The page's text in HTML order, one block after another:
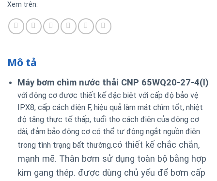
Xem trên:
Mô tả
Máy bơm chìm nước thải CNP 65WQ20-27-4(I)
với động cơ được thiết kế đặc biệt với cấp độ bảo vệ
IPX8, cấp cách điện F, hiệu quả làm mát chìm tốt, nhiệt
độ tăng thực tế thấp, tuổi thọ cách điện của động cơ
dài, đảm bảo động cơ có thể tự động ngắt nguồn điện
trong tình trạng bất thường.có thiết kế chắc chắn,
mạnh mẽ. Thân bơm sử dụng toàn bộ bằng hợp
kim gang thép. được dùng chủ yếu để bơm cấp